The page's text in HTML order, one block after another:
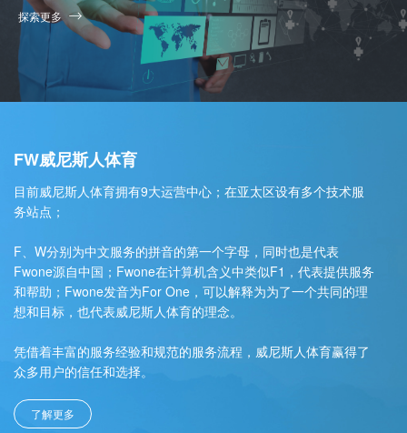
探索更多
FW威尼斯人体育
目前威尼斯人体育拥有9大运营中心；在亚太区设有多个技术服
务站点；
F、W分别为中文服务的拼音的第一个字母，同时也是代表
Fwone源自中国；Fwone在计算机含义中类似F1，代表提供服务
和帮助；Fwone发音为For One，可以解释为为了一个共同的理
想和目标，也代表威尼斯人体育的理念。
凭借着丰富的服务经验和规范的服务流程，威尼斯人体育赢得了
众多用户的信任和选择。
了解更多